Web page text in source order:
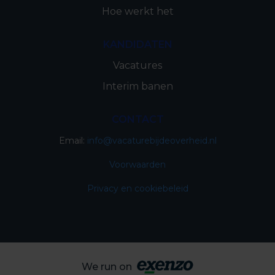
Hoe werkt het
KANDIDATEN
Vacatures
Interim banen
CONTACT
Email: info@vacaturebijdeoverheid.nl
Voorwaarden
Privacy en cookiebeleid
We run on